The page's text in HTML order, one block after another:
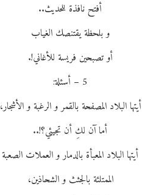
أفتح نافذة للحديث..
و بلحظة يقتنصك الغياب
أو تصبحين فريسة للأغاني!.
5 – أسئلة:
أيتها البلاد المصفحة بالقمر و الرغبة و الأشجار،
أما آن لكِ أن تجيئي؟!..
أيتها البلاد المعبأة بالدمار و العملات الصعبة
الممتلئة بالجثث و الشحاذين،